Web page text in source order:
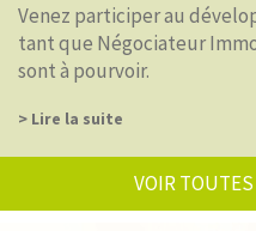
Venez participer au
tant que Négociateur
sont à pourvoir.
> Lire la suite
VOIR